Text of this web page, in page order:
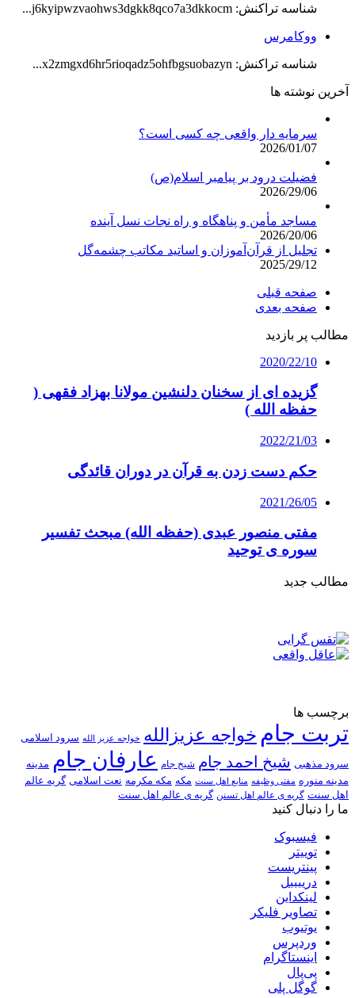
شناسه تراکنش: j6kyipwzvaohws3dgkk8qco7a3dkkocm...
ووکامرس
شناسه تراکنش: x2zmgxd6hr5rioqadz5ohfbgsuobazyn...
آخرین نوشته ها
سرمایه دار واقعی چه کسی است؟
2026/01/07
فضیلت درود بر پیامبر اسلام(ص)
2026/29/06
مساجد مأمن و پناهگاه و راه نجات نسل آینده
2026/20/06
تجلیل از قرآن‌آموزان و اساتید مکاتب چشمه‌گل
2025/29/12
صفحه قبلی
صفحه بعدی
مطالب پر بازدید
2020/22/10
گزیده ای از سخنان دلنشین مولانا بهزاد فقهی (
حفظه الله )
2022/21/03
حکم دست زدن به قرآن در دوران قائدگی
2021/26/05
مفتی منصور عبدی (حفظه الله) مبحث تفسیر
سوره ی توحید
مطالب جدید
برچسب ها
تربت جام خواجه عزیزالله خواجه عزیز الله سرود اسلامی
سرود مذهبی شیخ احمد جام شیخ جام عارفان جام مدینه
مدینه منوره مفتی وظیفه منابع اهل سنت مکه مکه مکرمه نعت اسلامی گریه عالم
اهل سنت گریه ی عالم اهل تسنن گریه ی عالم اهل سنت
ما را دنبال کنید
فیسبوک
توییتر
پینتریست
دریبببل
لینکداین
تصاویر فلیکر
یوتیوب
وردپرس
اینستاگرام
پی‌پال
گوگل پلی